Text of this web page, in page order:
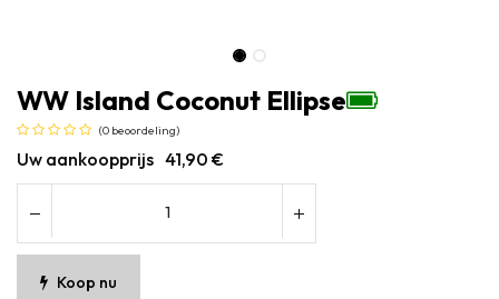
WW Island Coconut Ellipse
(0 beoordeling)
Uw aankoopprijs 41,90 €
Koop nu